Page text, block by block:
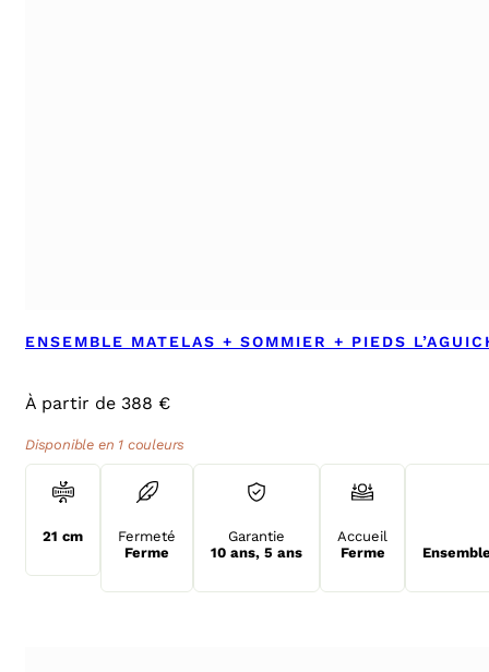
ENSEMBLE MATELAS + SOMMIER + PIEDS
À partir de 388 €
Disponible en 1 couleurs
21 cm
Fermeté
Ferme
Garantie
10 ans, 5 ans
Accueil
Ferme